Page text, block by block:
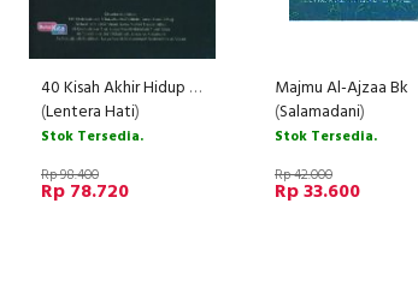
40 Kisah Akhir Hidup Kezaliman Makhluk-Makhluk Allah
(Lentera Hati)
Stok Tersedia.
Rp 98.400
Rp 78.720
Majmu Al-Ajzaa Bk
(Salamadani)
Stok Tersedia.
Rp 42.000
Rp 33.600